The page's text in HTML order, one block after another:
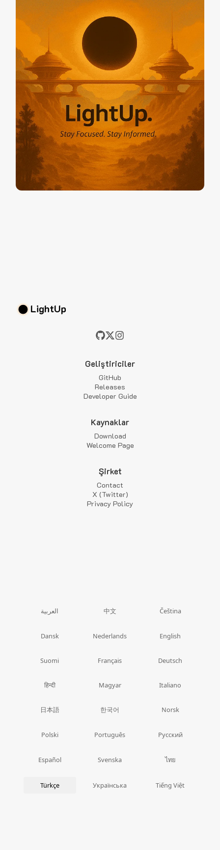
LightUp
Geliştiriciler
GitHub
Releases
Developer Guide
Kaynaklar
Download
Welcome Page
Şirket
Contact
X (Twitter)
Privacy Policy
العربية 中文 Čeština
Dansk Nederlands English
Suomi Français Deutsch
हिन्दी Magyar Italiano
日本語 한국어 Norsk
Polski Português Русский
Español Svenska ไทย
Türkçe Українська Tiếng Việt